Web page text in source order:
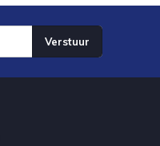
Verstuur